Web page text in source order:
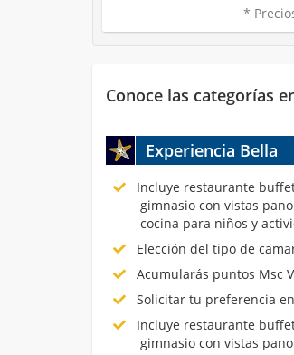
*
Conoce las categorías
Experiencia Bella
Incluye restaurante
gimnasio con vistas
cocina para niños y
Elección del tipo de
Acumularás puntos Msc
Solicitar tu preferencia
Incluye restaurante
gimnasio con vistas